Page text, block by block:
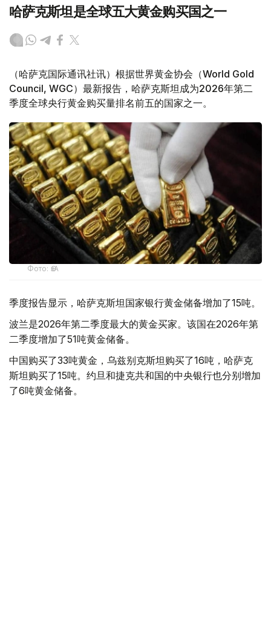
哈萨克斯坦是全球五大黄金购买国之一
（哈萨克国际通讯社讯）根据世界黄金协会（World Gold
Council, WGC）最新报告，哈萨克斯坦成为2026年第二
季度全球央行黄金购买量排名前五的国家之一。
Фото: ӨзА
季度报告显示，哈萨克斯坦国家银行黄金储备增加了15吨。
波兰是2026年第二季度最大的黄金买家。该国在2026年第
二季度增加了51吨黄金储备。
中国购买了33吨黄金，乌兹别克斯坦购买了16吨，哈萨克
斯坦购买了15吨。约旦和捷克共和国的中央银行也分别增加
了6吨黄金储备。